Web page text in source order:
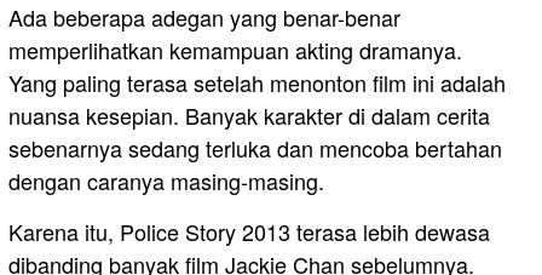
Ada beberapa adegan yang benar-benar
memperlihatkan kemampuan akting dramanya.
Yang paling terasa setelah menonton film ini adalah
nuansa kesepian. Banyak karakter di dalam cerita
sebenarnya sedang terluka dan mencoba bertahan
dengan caranya masing-masing.
Karena itu, Police Story 2013 terasa lebih dewasa
dibanding banyak film Jackie Chan sebelumnya.